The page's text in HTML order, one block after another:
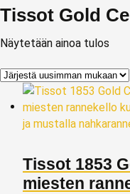
Tissot Gold
Näytetään ainoa tulos
Tissot 1853
miesten